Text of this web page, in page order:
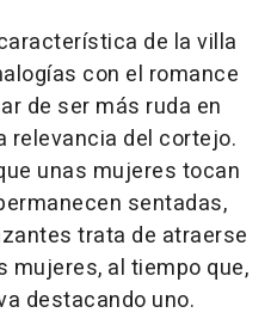
de la villa
con el romance
de ser más ruda en
relevancia del cortejo.
unas mujeres tocan
sentadas,
trata de atraerse
mujeres, al tiempo que,
destacando uno.